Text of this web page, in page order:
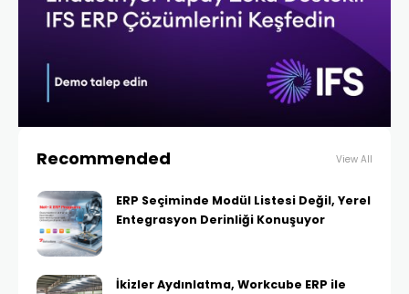
Recommended View All
ERP Seçiminde Modül Listesi Değil, Yerel
Entegrasyon Derinliği Konuşuyor
İkizler Aydınlatma, Workcube ERP ile